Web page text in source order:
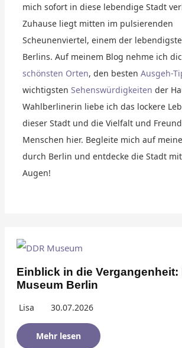
mich sofort in diese lebendige Stadt
Zuhause liegt mitten im pulsierenden
Scheunenviertel, einem der
Berlins. Auf meinem Blog nehme ich
schönsten Orten, den bestenAusgeh-
wichtigstenSehenswürdigkeiten der
Wahlberlinerin liebe ich das lockere
dieser Stadt und die Vielfalt und
Menschen hier. Begleite mich auf
durch Berlin und entdecke die Stadt
Augen!
Einblick in die Vergangenheit:
Museum Berlin
Lisa 30.07.2026
Mehr lesen